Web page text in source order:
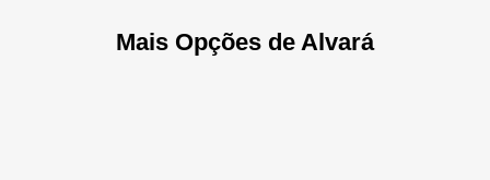
Mais Opções de Alvará